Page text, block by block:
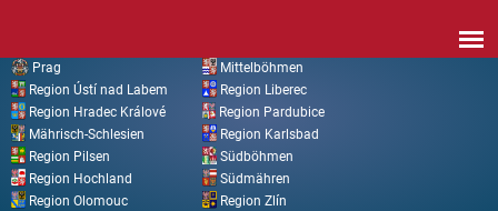
Prag
Mittelböhmen
Region Ústí nad Labem
Region Liberec
Region Hradec Králové
Region Pardubice
Mährisch-Schlesien
Region Karlsbad
Region Pilsen
Südböhmen
Region Hochland
Südmähren
Region Olomouc
Region Zlín